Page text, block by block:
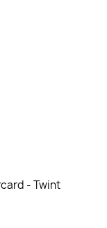
- Twint